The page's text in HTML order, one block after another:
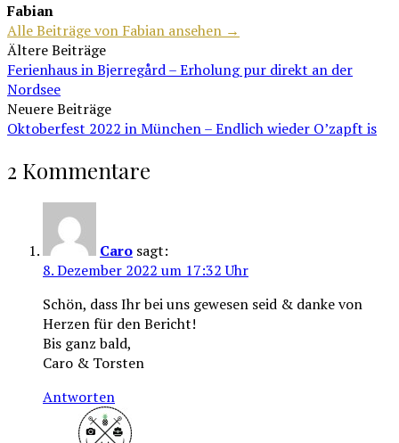
Fabian
Alle Beiträge von Fabian ansehen →
Beitragsnavigation
Ältere Beiträge
Ferienhaus in Bjerregård – Erholung pur direkt an der
Nordsee
Neuere Beiträge
Oktoberfest 2022 in München – Endlich wieder O’zapft is
2 Kommentare
Caro sagt:
8. Dezember 2022 um 17:32 Uhr
Schön, dass Ihr bei uns gewesen seid & danke von
Herzen für den Bericht!
Bis ganz bald,
Caro & Torsten
Antworten